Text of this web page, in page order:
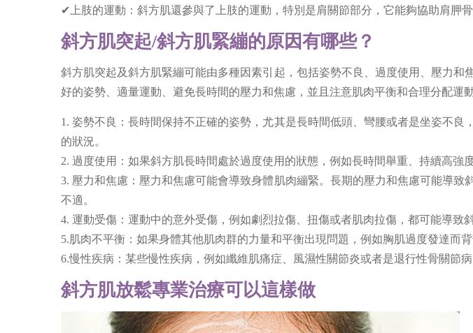
✔上肢的運動：斜方肌還參與了上肢的運動，特別是肩關節部分，它能夠協助肩胛
斜方肌突起/斜方肌緊繃的原因有哪些？
斜方肌突起及斜方肌緊繃可能由多種因素引起，包括姿勢不良、過度使用、壓力
好的姿勢、適量運動、避免長時間的壓力和焦慮，並且注意肌肉平衡和合理分配運
1. 姿勢不良：長時間保持不正確的姿勢，尤其是長時間低頭、彎腰或者是坐姿不
的狀況。
2. 過度使用：如果斜方肌長時間處於過度使用的狀態，例如長時間舉重、持續高強
3. 壓力和焦慮：壓力和焦慮可能會導致身體肌肉繃緊。長期的壓力和焦慮可能導
不適。
4. 運動受傷：運動中的意外受傷，例如劇烈拉傷、扭傷或者肌肉拉傷，都可能導致
5.肌肉不平衡：如果身體其他肌肉群的力量和平衡出現問題，例如胸肌過度發達而
6.慢性疾病：某些慢性疾病，例如纖維肌痛症、風濕性關節炎或者是退行性骨關節
斜方肌放鬆專業治療可以這樣做